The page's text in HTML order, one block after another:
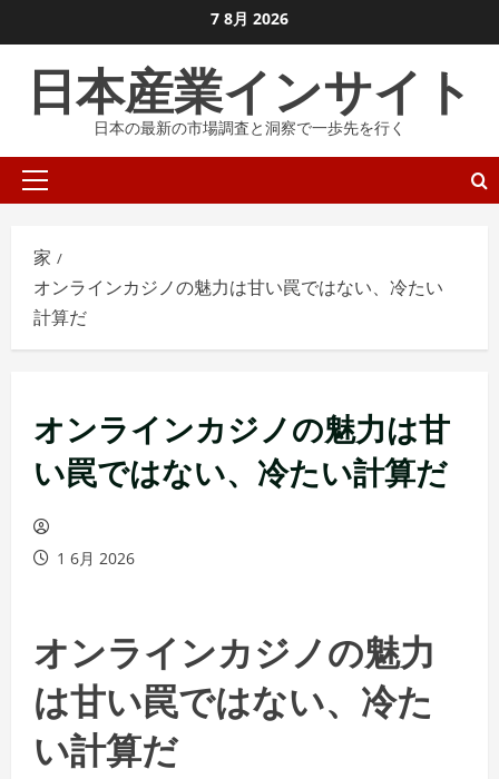
ン
に
ま
7 8月 2026
日本産業インサイト
日本の最新の市場調査と洞察で一歩先を行く
プ
イ
マ
リ
メ
ー
家
オンラインカジノの魅力は甘い罠ではない、冷たい
計算だ
オンラインカジノの魅力は甘
い罠ではない、冷たい計算だ
1 6月 2026
オンラインカジノの魅力
は甘い罠ではない、冷た
い計算だ